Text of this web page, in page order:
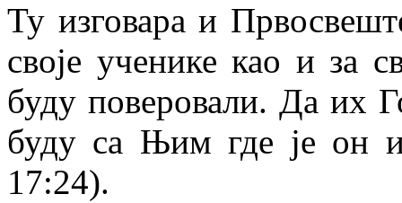
Ту изговара и
своје ученике као и за
буду поверовали. Да их
буду са Њим где је он
17:24).